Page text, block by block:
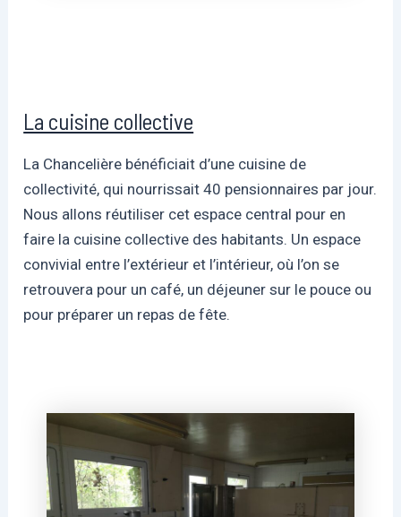
La cuisine collective
La Chancelière bénéficiait d’une cuisine de
collectivité, qui nourrissait 40 pensionnaires par jour.
Nous allons réutiliser cet espace central pour en
faire la cuisine collective des habitants. Un espace
convivial entre l’extérieur et l’intérieur, où l’on se
retrouvera pour un café, un déjeuner sur le pouce ou
pour préparer un repas de fête.